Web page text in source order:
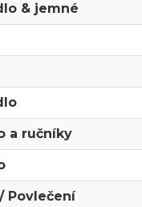
& jemné
a ručníky
Povlečení